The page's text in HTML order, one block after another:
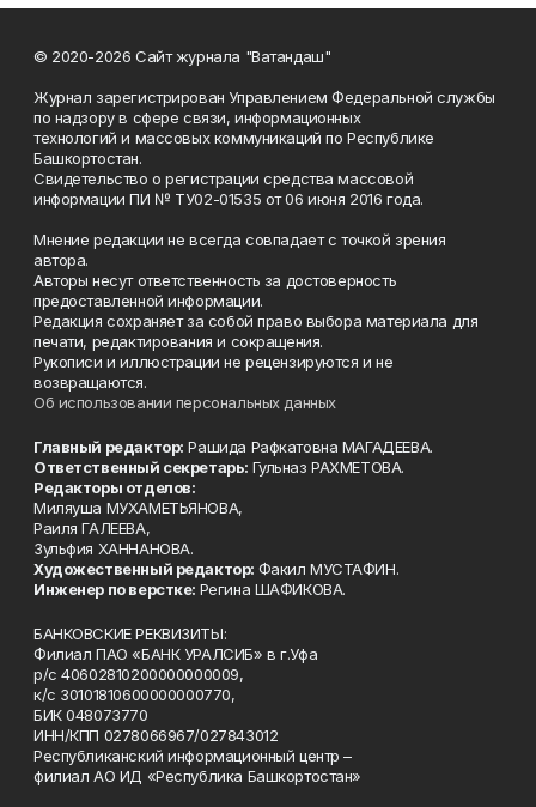
© 2020-2026 Сайт журнала "Ватандаш"
Журнал зарегистрирован Управлением Федеральной службы
по надзору в сфере связи, информационных
технологий и массовых коммуникаций по Республике
Башкортостан.
Свидетельство о регистрации средства массовой
информации ПИ № ТУ02-01535 от 06 июня 2016 года.
Мнение редакции не всегда совпадает с точкой зрения
автора.
Авторы несут ответственность за достоверность
предоставленной информации.
Редакция сохраняет за собой право выбора материала для
печати, редактирования и сокращения.
Рукописи и иллюстрации не рецензируются и не
возвращаются.
Об использовании персональных данных
Главный редактор: Рашида Рафкатовна МАГАДЕЕВА.
Ответственный секретарь: Гульназ РАХМЕТОВА.
Редакторы отделов:
Миляуша МУХАМЕТЬЯНОВА,
Раиля ГАЛЕЕВА,
Зульфия ХАННАНОВА.
Художественный редактор: Факил МУСТАФИН.
Инженер по верстке: Регина ШАФИКОВА.
БАНКОВСКИЕ РЕКВИЗИТЫ:
Филиал ПАО «БАНК УРАЛСИБ» в г.Уфа
р/с 40602810200000000009,
к/с 30101810600000000770,
БИК 048073770
ИНН/КПП 0278066967/027843012
Республиканский информационный центр –
филиал АО ИД «Республика Башкортостан»